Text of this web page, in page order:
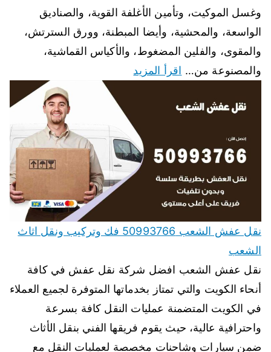
وغسل الموكيت، وتأمين الأغلفة القوية، والصناديق
الواسعة، والمحشية، وأيضا المبطنة، وورق السترتش،
والمقوى، والفلين المضغوط، والأكياس القماشية،
والمصنوعة من… اقرأ المزيد
نقل عفش الشعب 50993766 فك وتركيب ونقل اثاث
الشعب
نقل عفش الشعب افضل شركة نقل عفش في كافة
أنحاء الكويت والتي تمتاز بخدماتها المتوفرة لجميع العملاء
في الكويت المتضمنة عمليات النقل كافة بسرعة
واحترافية عالية، حيث يقوم فريقها الفني بنقل الأثاث
ضمن سيارات وشاحنات مخصصة لعمليات النقل مع